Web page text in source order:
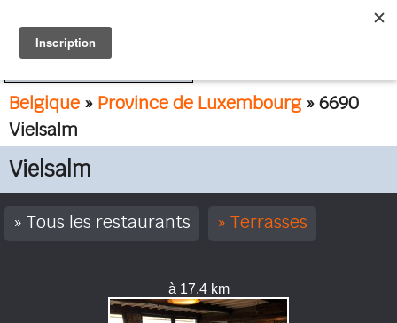
Belgique » Province de Luxembourg» 6690
Vielsalm
Vielsalm
Tous les restaurants Terrasses
à 17.4 km